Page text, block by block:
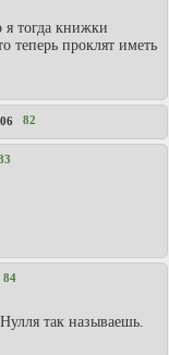
тогда книжки
теперь проклят иметь
82
84
так называешь.